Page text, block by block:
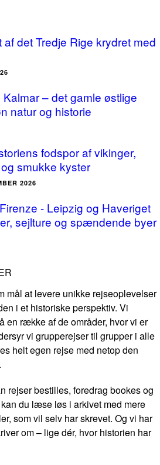
det Tredje Rige krydret med
– det gamle østlige
natur og historie
fodspor af vikinger,
smukke kyster
2026
- Leipzig og Haveriget
sejlture og spændende byer
mål at levere unikke rejseoplevelser
i et historiske perspektiv. Vi
en række af de områder, hvor vi er
vi grupperejser til grupper i alle
helt egen rejse med netop den
rejser bestilles, foredrag bookes og
du læse løs i arkivet med mere
som vil selv har skrevet. Og vi har
om – lige dér, hvor historien har